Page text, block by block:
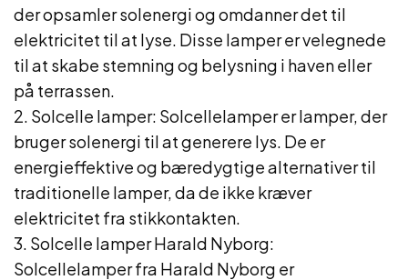
der opsamler solenergi og omdanner det til
elektricitet til at lyse. Disse lamper er velegnede
til at skabe stemning og belysning i haven eller
på terrassen.
2. Solcelle lamper: Solcellelamper er lamper, der
bruger solenergi til at generere lys. De er
energieffektive og bæredygtige alternativer til
traditionelle lamper, da de ikke kræver
elektricitet fra stikkontakten.
3. Solcelle lamper Harald Nyborg:
Solcellelamper fra Harald Nyborg er